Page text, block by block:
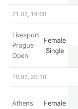
21.07, 19:00
Livesport
Prague
Open
Female
Single
19.07, 20:10
Athens
Female